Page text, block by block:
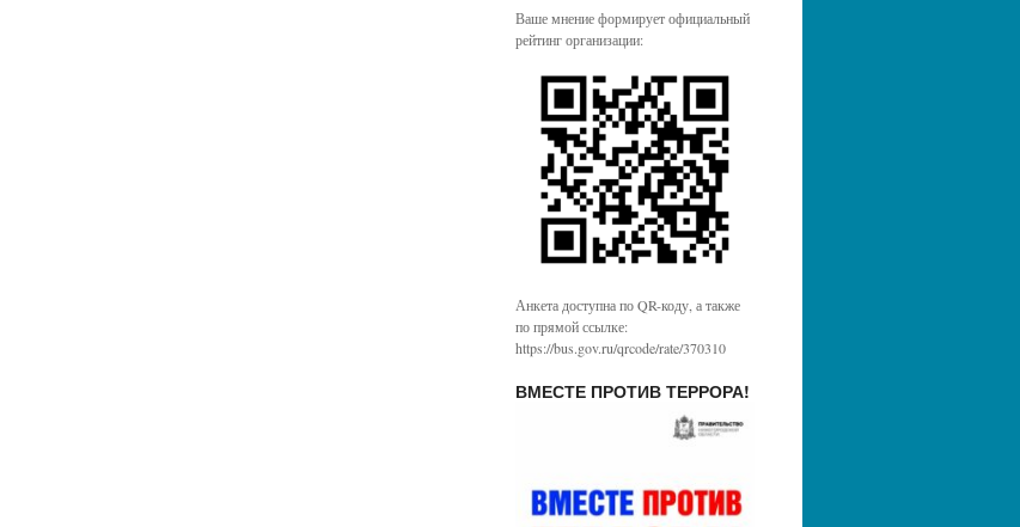
Ваше мнение формирует официальный
рейтинг организации:
Анкета доступна по QR-коду, а также
по прямой ссылке:
https://bus.gov.ru/qrcode/rate/370310
ВМЕСТЕ ПРОТИВ ТЕРРОРА!